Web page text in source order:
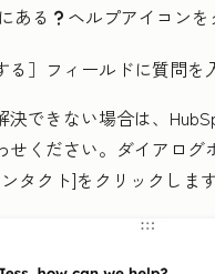
ある question ヘルプアイコンを
る］ フィールドに質問を
決できない場合は、
せください。ダイアログ
タクト]をクリックしま